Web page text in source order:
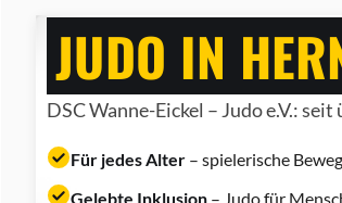
JUDO IN
DSC Wanne-Eickel – Judo e.V.:
Für jedes Alter – spielerische
Gelebte Inklusion – Judo für